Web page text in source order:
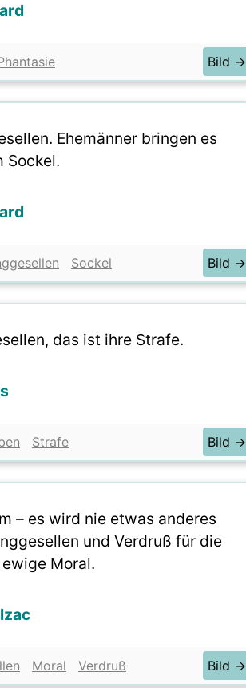
Bild →
Ehemänner bringen es
Sockel.
Sockel Bild →
das ist ihre Strafe.
Strafe Bild →
– es wird nie etwas anderes
und Verdruß für die
Moral.
Moral Verdruß Bild →